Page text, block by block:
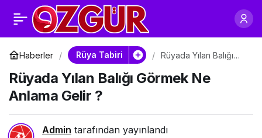
Haberler Rüya Tabiri
Rüyada Yılan Balığı
Gelir ?
Rüyada Yılan Balığı Görmek Ne
Anlama Gelir ?
Admin tarafından yayınlandı
Rüyada Büyük Yılan
Öldürmek Ne Anlama
Gelir?
Paylaş